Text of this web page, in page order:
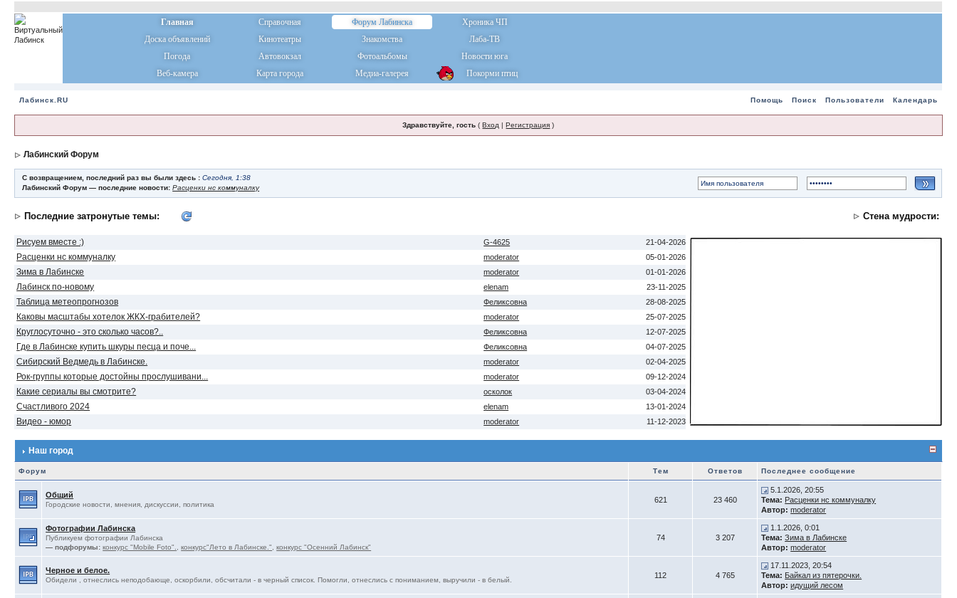
Главная Справочная Форум Лабинска
Хроника ЧП
Доска объявлений
Кинотеатры Знакомства
Лаба-ТВ
Погода
Автовокзал Фотоальбомы
Новости юга
Веб-камера
Карта города Медиа-галерея Покорми птиц
Лабинск.RU Помощь Поиск Пользователи Календарь
Здравствуйте, гость (Вход |Регистрация )
Лабинский Форум
С возвращением, последний раз вы были здесь :Сегодня, 1:38
Лабинский Форум — последние новости:Расценки нс коммуналку
Последние затронутые темы: Стена мудрости:
Рисуем вместе :) G-4625 21-04-2026
Расценки нс коммуналку moderator 05-01-2026
Зима в Лабинске moderator 01-01-2026
Лабинск по-новому elenam 23-11-2025
Таблица метеопрогнозов Феликсовна 28-08-2025
Каковы масштабы хотелок ЖКХ-грабителей? moderator 25-07-2025
Круглосуточно - это сколько часов?.. Феликсовна 12-07-2025
Где в Лабинске купить шкуры песца и поче... Феликсовна 04-07-2025
Сибирский Ведмедь в Лабинске. moderator 02-04-2025
Рок-группы которые достойны прослушивани... moderator 09-12-2024
Какие сериалы вы смотрите? осколок 03-04-2024
Счастливого 2024 elenam 13-01-2024
Видео - юмор moderator 11-12-2023
Наш город
Форум Тем Ответов Последнее сообщение
Общий
Городские новости, мнения, дискуссии, политика
621 23 460
5.1.2026, 20:55
Тема: Расценки нс коммуналку
Автор: moderator
Фотографии Лабинска
Публикуем фотографии Лабинска
— подфорумы: конкурс "Mobile Foto". ,конкурс"Лето в Лабинске." ,конкурс "Осенний Лабинск"
74 3 207
1.1.2026, 0:01
Тема: Зима в Лабинске
Автор: moderator
Черное и белое.
Обидели , отнеслись неподобающе, оскорбили, обсчитали - в черный список. Помогли, отнеслись с пониманием, выручили - в белый.
112 4 765
17.11.2023, 20:54
Тема: Байкал из пятерочки.
Автор: идущий лесом